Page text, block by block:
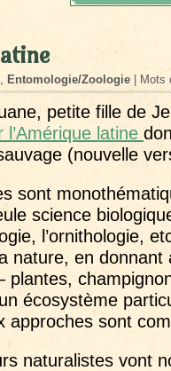
, Entomologie/Zoologie | Mots
petite fille de
latine
(nouvelle
sont
science
l’ornithologie,
nature, en
plantes,
écosystème
approches sont
naturalistes vont